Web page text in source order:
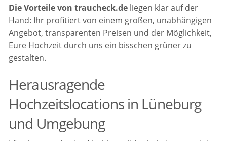
Die Vorteile von traucheck.de liegen klar auf der
Hand: Ihr profitiert von einem großen, unabhängigen
Angebot, transparenten Preisen und der Möglichkeit,
Eure Hochzeit durch uns ein bisschen grüner zu
gestalten.
Herausragende
Hochzeitslocations in Lüneburg
und Umgebung